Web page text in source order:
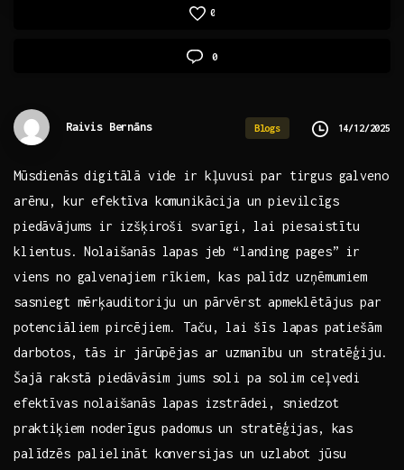
0
0
Raivis Bernāns Blogs 14/12/2025
Mūsdienās digitālā vide ir kļuvusi par tirgus galveno
arēnu, kur efektīva‌ komunikācija un pievilcīgs
piedāvājums ⁤ir izšķiroši svarīgi,⁤ lai piesaistītu
klientus. Nolaišanās lapas jeb “landing⁤ pages” ir
viens ‌no galvenajiem ⁣rīkiem, kas palīdz uzņēmumiem
sasniegt ​mērķauditoriju un pārvērst apmeklētājus⁣ par
potenciāliem pircējiem. Taču, lai ⁣šīs lapas ‌patiešām
darbotos, tās ⁣ir jārūpējas ar⁢ uzmanību un stratēģiju.
Šajā rakstā piedāvāsim jums soli pa solim ceļvedi
efektīvas nolaišanās lapas‍ izstrādei, sniedzot
⁣praktiķiem noderīgus padomus un stratēģijas, kas
palīdzēs palielināt konversijas un uzlabot jūsu